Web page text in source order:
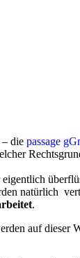
die passage
eigentlich
natürlich
.
auf dieser